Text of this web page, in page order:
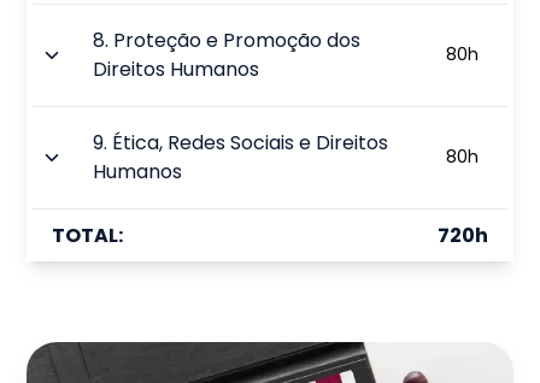
8. Proteção e Promoção dos
Direitos Humanos
80h
9. Ética, Redes Sociais e Direitos
Humanos
80h
TOTAL: 720h